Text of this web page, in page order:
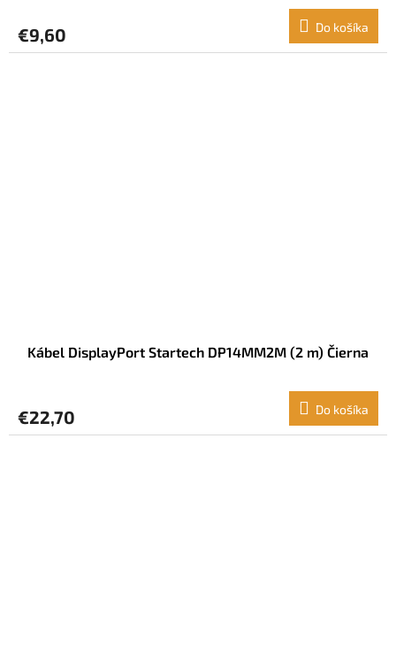
€9,60 Do košíka
Kábel DisplayPort Startech DP14MM2M (2 m) Čierna
€22,70 Do košíka